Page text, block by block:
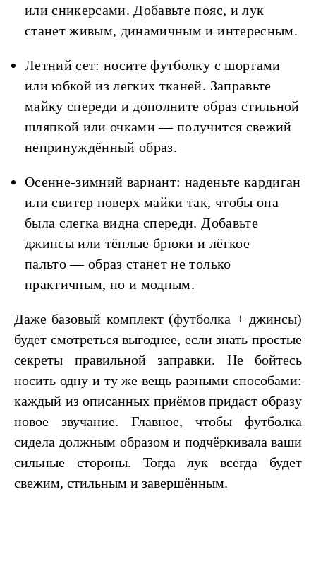
или сникерсами. Добавьте пояс, и лук
станет живым, динамичным и интересным.
Летний сет: носите футболку с шортами
или юбкой из легких тканей. Заправьте
майку спереди и дополните образ стильной
шляпкой или очками — получится свежий
непринуждённый образ.
Осенне-зимний вариант: наденьте кардиган
или свитер поверх майки так, чтобы она
была слегка видна спереди. Добавьте
джинсы или тёплые брюки и лёгкое
пальто — образ станет не только
практичным, но и модным.
Даже базовый комплект (футболка + джинсы)
будет смотреться выгоднее, если знать простые
секреты правильной заправки. Не бойтесь
носить одну и ту же вещь разными способами:
каждый из описанных приёмов придаст образу
новое звучание. Главное, чтобы футболка
сидела должным образом и подчёркивала ваши
сильные стороны. Тогда лук всегда будет
свежим, стильным и завершённым.